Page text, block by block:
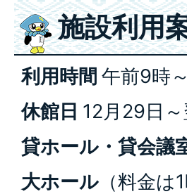
施設利用
利用時間 午前9時
休館日 12月29日
貸ホール・貸会議
大ホール （料金は